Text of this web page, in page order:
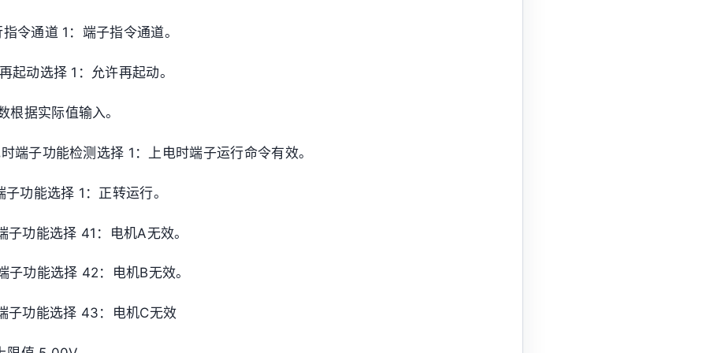
令通道 1：端子指令通道。
起动选择 1：允许再起动。
根据实际值输入。
端子功能检测选择 1：上电时端子运行命令有效。
功能选择 1：正转运行。
功能选择 41：电机A无效。
子功能选择 42：电机B无效。
子功能选择 43：电机C无效